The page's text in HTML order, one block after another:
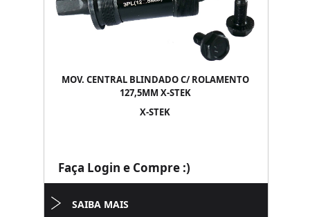
MOV. CENTRAL BLINDADO C/ ROLAMENTO
127,5MM X-STEK
X-STEK
Faça Login e Compre :)
SAIBA MAIS